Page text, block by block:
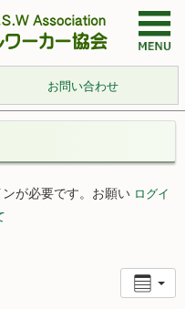
お問い合わせ
が必要です。お願い ログイ